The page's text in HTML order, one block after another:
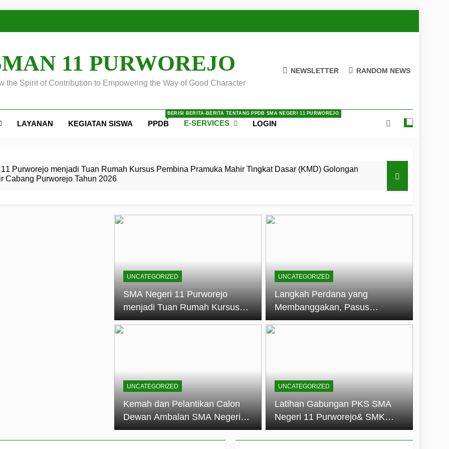
11 PURWOREJO
the Spirit of Contribution to Empowering the Way of Good Character
NEWSLETTER RANDOM NEWS
LAYANAN KEGIATAN SISWA PPDB
BERISI BERITA-BERITA TENTANG PPDB SMA NEGERI 11 PURWOREJO
E-SERVICES LOGIN
Purworejo menjadi Tuan Rumah Kursus Pembina Pramuka Mahir Tingkat Dasar (KMD) Golongan
Cabang Purworejo Tahun 2026
Calon Dewan Ambalan SMA Negeri 11 Purworejo: Membentuk Jiwa Kepemimpinan, Disiplin,
11 Purworejo Sukses Gelar LPBB Jatayudha Open 2 Tahun 2026
Tingkat
Gugus Depan
di LKBB
oleh Pasukan Khusus
11
Negeri 11 Purworejo
menjadi lokasi pelaksanaan
UNCATEGORIZED
SMA Negeri 11 Purworejo
menjadi Tuan Rumah Kursus
Pembina Pramuka Mahir
UNCATEGORIZED
Langkah Perdana yang
Membanggakan, Pasus
Jatayudha Ukir Prestasi di
UNCATEGORIZED
Kemah dan Pelantikan Calon
Dewan Ambalan SMA Negeri
11 Purworejo: Membentuk Jiwa
Kepemimpinan, Disiplin, dan
UNCATEGORIZED
Latihan Gabungan PKS SMA
Negeri 11 Purworejo& SMK
Negeri 6 Purworejo:
Membangun Disiplin,